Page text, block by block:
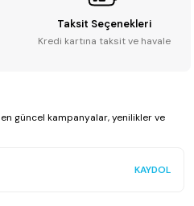
Taksit Seçenekleri
Kredi kartına taksit ve havale
güncel kampanyalar, yenilikler ve
KAYDOL